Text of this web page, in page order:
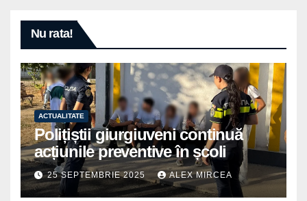
Nu rata!
ACTUALITATE
Polițiștii giurgiuveni continuă
acțiunile preventive în școli
25 SEPTEMBRIE 2025 ALEX MIRCEA